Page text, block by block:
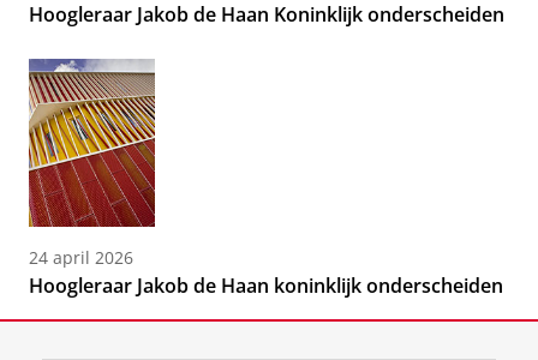
Hoogleraar Jakob de Haan Koninklijk onderscheiden
24 april 2026
Hoogleraar Jakob de Haan koninklijk onderscheiden